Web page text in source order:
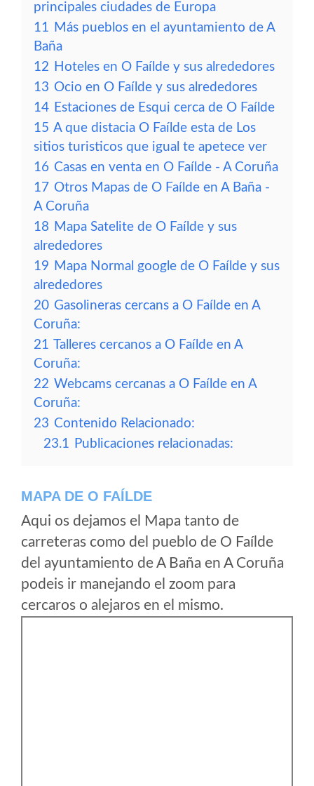
principales ciudades de Europa
11 Más pueblos en el ayuntamiento de A
Baña
12 Hoteles en O Faílde y sus alrededores
13 Ocio en O Faílde y sus alrededores
14 Estaciones de Esqui cerca de O Faílde
15 A que distacia O Faílde esta de Los
sitios turisticos que igual te apetece ver
16 Casas en venta en O Faílde - A Coruña
17 Otros Mapas de O Faílde en A Baña -
A Coruña
18 Mapa Satelite de O Faílde y sus
alrededores
19 Mapa Normal google de O Faílde y sus
alrededores
20 Gasolineras cercans a O Faílde en A
Coruña:
21 Talleres cercanos a O Faílde en A
Coruña:
22 Webcams cercanas a O Faílde en A
Coruña:
23 Contenido Relacionado:
23.1 Publicaciones relacionadas:
MAPA DE O FAÍLDE
Aqui os dejamos el Mapa tanto de
carreteras como del pueblo de O Faílde
del ayuntamiento de A Baña en A Coruña
podeis ir manejando el zoom para
cercaros o alejaros en el mismo.